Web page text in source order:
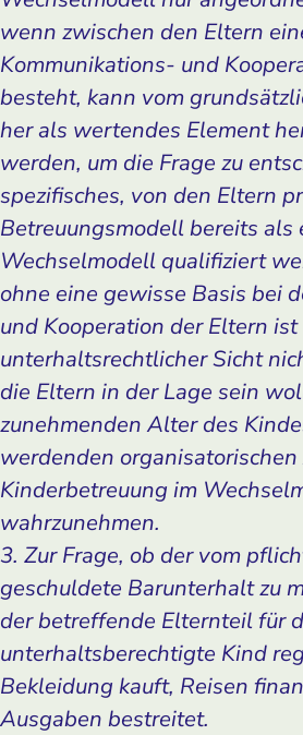
wenn zwischen den Eltern
Kommunikations- und
besteht, kann vom
her als wertendes Element
werden, um die Frage zu
spezifisches, von den Eltern
Betreuungsmodell bereits als
Wechselmodell qualifiziert
ohne eine gewisse Basis bei
und Kooperation der Eltern ist
unterhaltsrechtlicher Sicht
die Eltern in der Lage sein
zunehmenden Alter des
werdenden
Kinderbetreuung im
wahrzunehmen.
3. Zur Frage, ob der vom
geschuldete Barunterhalt zu
der betreffende Elternteil für
unterhaltsberechtigte Kind
Bekleidung kauft, Reisen
Ausgaben bestreitet.